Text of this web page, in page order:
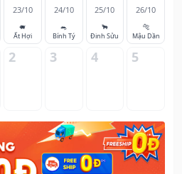
23/10
🐖
Ất Hợi
24/10
🐀
Bính Tý
25/10
🐂
Đinh Sửu
26/10
🐅
Mậu Dần
2 3 4 5